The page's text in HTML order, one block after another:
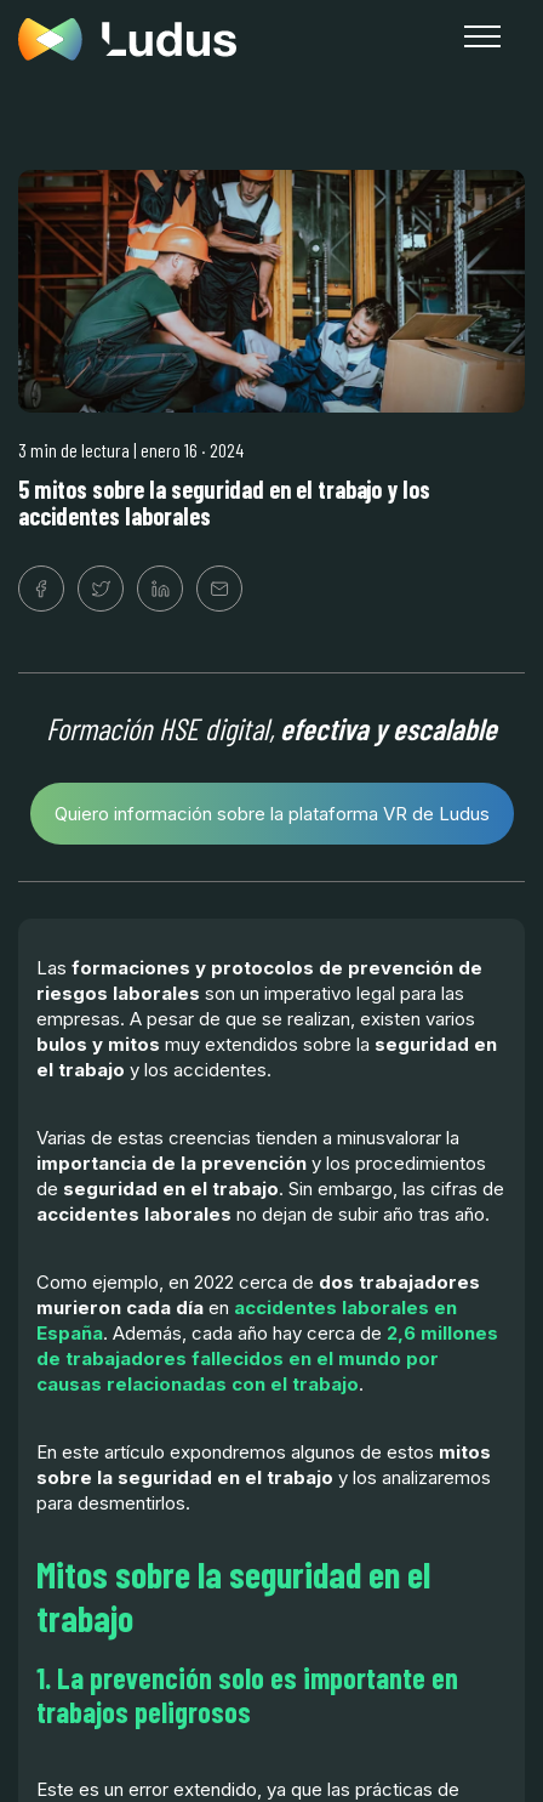
3 min de lectura | enero 16 · 2024
5 mitos sobre la seguridad en el trabajo y los
accidentes laborales
Formación HSE digital,efectiva y escalable
Quiero información sobre la plataforma VR de Ludus
Las formaciones y protocolos de prevención de
riesgos laborales son un imperativo legal para las
empresas. A pesar de que se realizan, existen varios
bulos y mitos muy extendidos sobre la seguridad en
el trabajo y los accidentes.
Varias de estas creencias tienden a minusvalorar la
importancia de la prevención y los procedimientos
de seguridad en el trabajo. Sin embargo, las cifras de
accidentes laborales no dejan de subir año tras año.
Como ejemplo, en 2022 cerca de dos trabajadores
murieron cada día en accidentes laborales en
España. Además, cada año hay cerca de 2,6 millones
de trabajadores fallecidos en el mundo por
causas relacionadas con el trabajo.
En este artículo expondremos algunos de estos mitos
sobre la seguridad en el trabajo y los analizaremos
para desmentirlos.
Mitos sobre la seguridad en el
trabajo
1. La prevención solo es importante en
trabajos peligrosos
Este es un error extendido, ya que las prácticas de